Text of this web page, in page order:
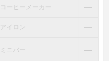
コーヒーメーカー ―
アイロン ―
ミニバー ―